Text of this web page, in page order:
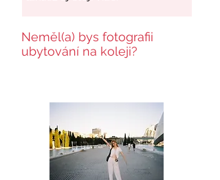
Neměl(a) bys fotografii
ubytování na koleji?